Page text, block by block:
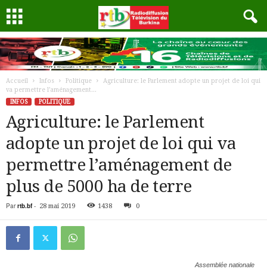
Accueil Infos Politique
Agriculture: le Parlement adopte un projet de loi qui
va permettre l’aménagement...
INFOS
POLITIQUE
Agriculture: le Parlement
adopte un projet de loi qui va
permettre l’aménagement de
plus de 5000 ha de terre
Par rtb.bf- 28 mai 2019 1438 0
Assemblée nationale